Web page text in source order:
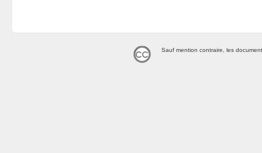
Sauf mention contraire, les